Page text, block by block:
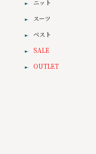
ニット
スーツ
ベスト
SALE
OUTLET